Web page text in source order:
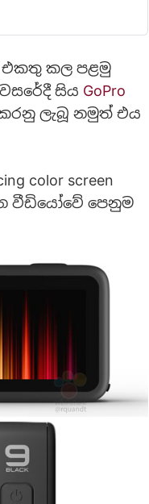
එකතු කල පළමු
සිය GoPro
ලැබූ නමුත් එය
color screen
වීඩියෝවේ පෙනුම